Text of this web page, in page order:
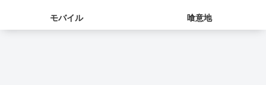
モバイル 喰意地